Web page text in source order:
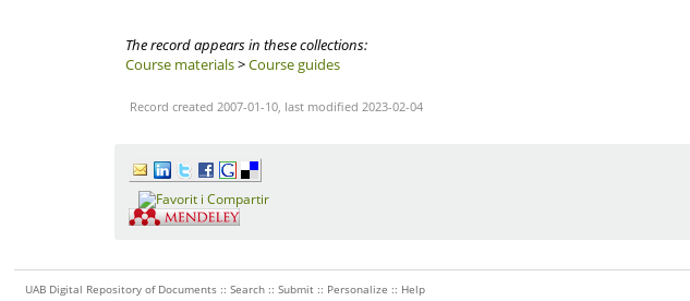
The record appears in these collections:
Course materials>Course guides
Record created 2007-01-10, last modified 2023-02-04
UAB Digital Repository of Documents ::Search ::Submit :: Personalize :: Help